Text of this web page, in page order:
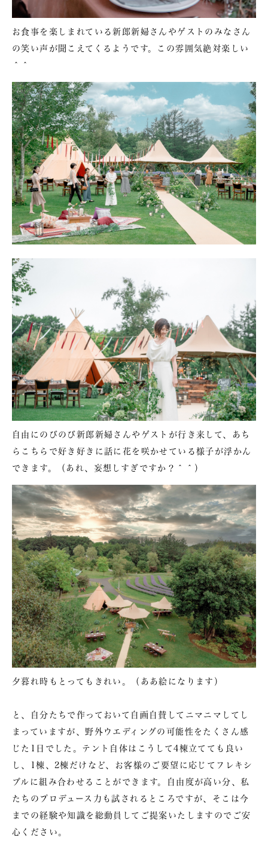
お食事を楽しまれている新郎新婦さんやゲストのみなさん
の笑い声が聞こえてくるようです。この雰囲気絶対楽しい
＾＾
自由にのびのび新郎新婦さんやゲストが行き来して、あち
らこちらで好き好きに話に花を咲かせている様子が浮かん
できます。（あれ、妄想しすぎですか？＾＾）
夕暮れ時もとってもきれい。（ああ絵になります）
と、自分たちで作っておいて自画自賛してニマニマしてし
まっていますが、野外ウエディングの可能性をたくさん感
じた1日でした。テント自体はこうして4棟立てても良い
し、1棟、2棟だけなど、お客様のご要望に応じてフレキシ
ブルに組み合わせることができます。自由度が高い分、私
たちのプロデュース力も試されるところですが、そこは今
までの経験や知識を総動員してご提案いたしますのでご安
心ください。